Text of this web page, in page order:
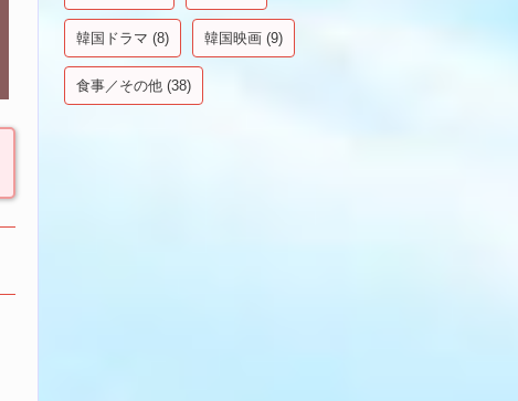
韓国ドラマ (8) 韓国映画(9)
食事／その他(38)